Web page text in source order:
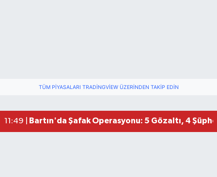
TÜM PIYASALARI TRADINGVIEW ÜZERINDEN TAKIP EDIN
11:49 | Bartın'da Şafak Operasyonu: 5 Gözaltı, 4